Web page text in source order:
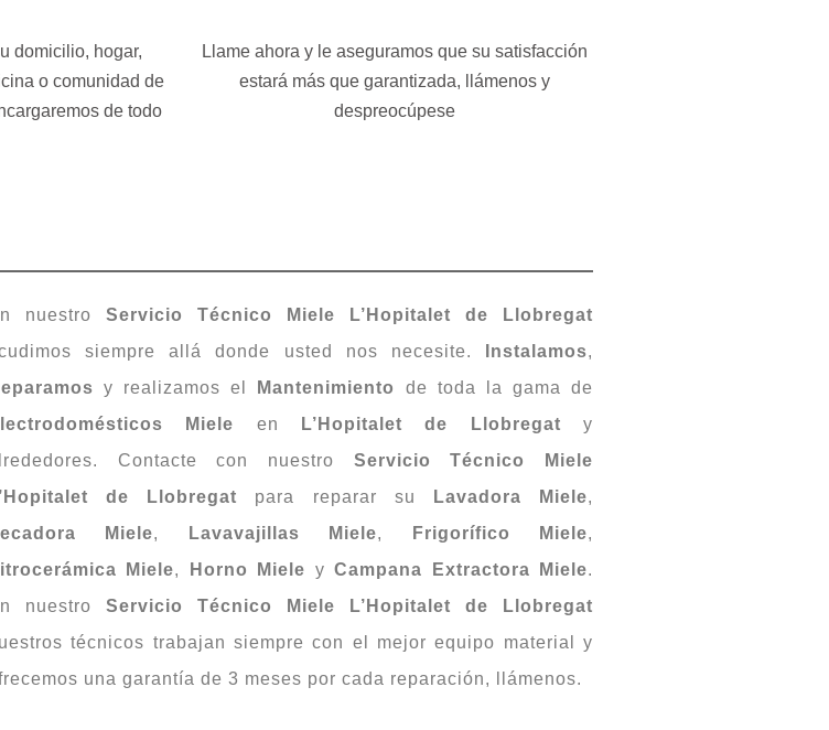
domicilio, hogar,
o comunidad de
de todo
Llame ahora y le aseguramos que su satisfacción
estará más que garantizada, llámenos y
despreocúpese
nuestro Servicio Técnico Miele L’Hopitalet de Llobregat
siempre allá donde usted nos necesite.
Instalamos,
y realizamos el Mantenimiento
de toda la gama de
Miele en L’Hopitalet de Llobregaty
Contacte con nuestro Servicio Técnico Miele
de Llobregat para reparar su Lavadora Miele,
Miele, Lavavajillas Miele, Frigorífico Miele,
Miele, Horno Miele yCampana Extractora Miele.
nuestro Servicio Técnico Miele L’Hopitalet de Llobregat
técnicos trabajan siempre con el mejor equipo material y
una garantía de 3 meses por cada reparación, llámenos.